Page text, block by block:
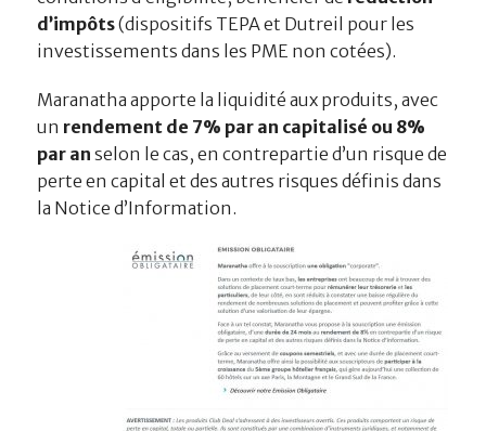
d’impôts(dispositifs TEPA et Dutreil pour les
investissements dans les PME non cotées).
Maranatha apporte la liquidité aux produits, avec
un rendement de 7% par an capitalisé ou 8%
par an selon le cas, en contrepartie d’un risque de
perte en capital et des autres risques définis dans
la Notice d’Information.